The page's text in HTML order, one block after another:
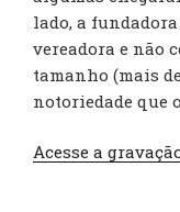
lado, a
vereadora e não
tamanho (mais
notoriedade que
Acesse a